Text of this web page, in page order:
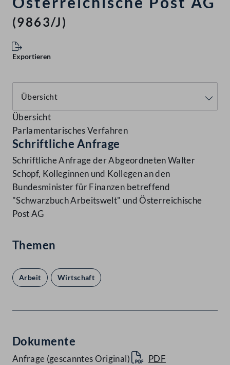
(9863/J)
Exportieren
Übersicht
Parlamentarisches Verfahren
Schriftliche Anfrage
Schriftliche Anfrage der Abgeordneten Walter
Schopf, Kolleginnen und Kollegen an den
Bundesminister für Finanzen betreffend
"Schwarzbuch Arbeitswelt" und Österreichische
Post AG
Themen
Arbeit Wirtschaft
Dokumente
Anfrage (gescanntes Original)
PDF